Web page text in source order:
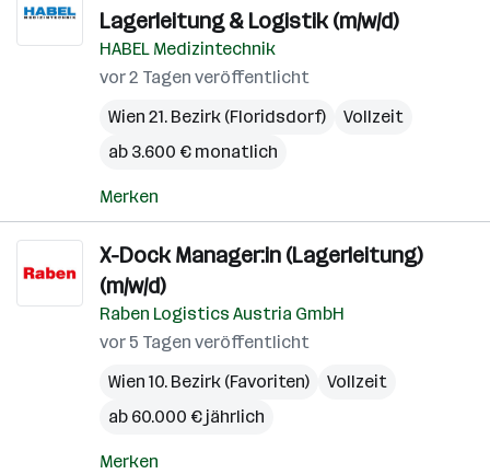
Lagerleitung & Logistik (m/w/d)
HABEL Medizintechnik
vor 2 Tagen veröffentlicht
Wien 21. Bezirk (Floridsdorf)
Vollzeit
ab 3.600 € monatlich
Merken
X-Dock Manager:in (Lagerleitung)
(m/w/d)
Raben Logistics Austria GmbH
vor 5 Tagen veröffentlicht
Wien 10. Bezirk (Favoriten)
Vollzeit
ab 60.000 € jährlich
Merken